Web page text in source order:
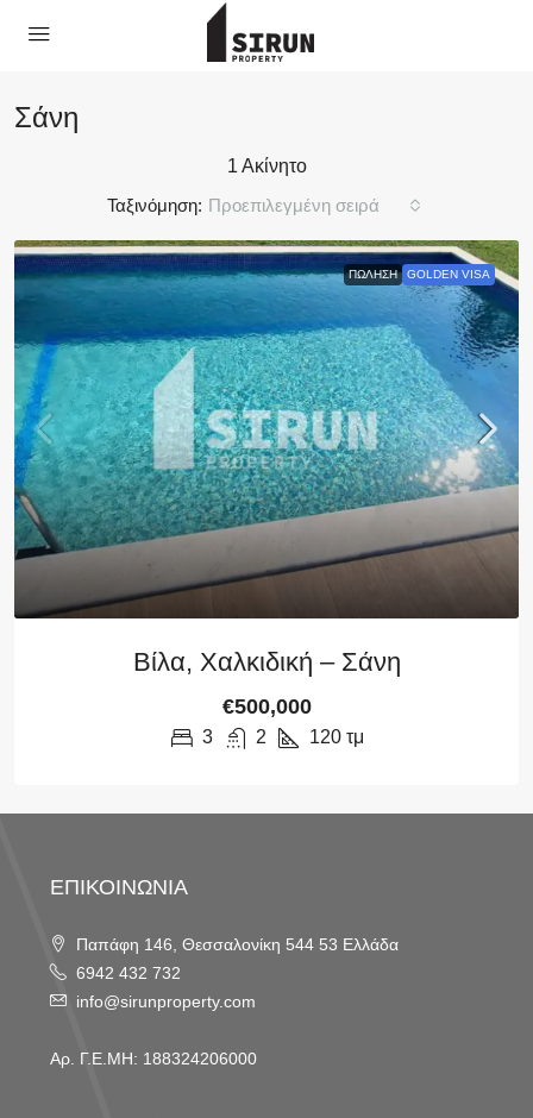
Σάνη
1 Ακίνητο
Ταξινόμηση: Προεπιλεγμένη σειρά
ΠΏΛΗΣΗ GOLDEN VISA
Βίλα, Χαλκιδική – Σάνη
€500,000
3 2 120 τμ
ΕΠΙΚΟΙΝΩΝΙΑ
Παπάφη 146, Θεσσαλονίκη 544 53 Ελλάδα
6942 432 732
info@sirunproperty.com
Αρ. Γ.Ε.ΜΗ: 188324206000